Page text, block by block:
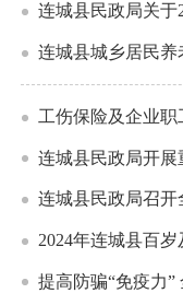
连城县民政局关于
连城县城乡居民
工伤保险及企业
连城县民政局开
连城县民政局召
2024年连城县百
提高防骗“免疫力